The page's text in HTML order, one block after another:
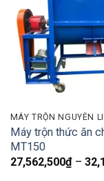
MÁY TRỘN NGUYÊN
Máy trộn thức ăn
MT150
27,562,500₫ –